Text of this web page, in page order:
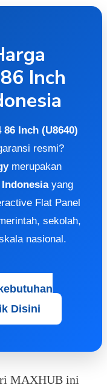
Inch
86 Inch (U8640)
resmi?
merupakan
yang
Flat Panel
sekolah,
nasional.
Disini
MAXHUB ini